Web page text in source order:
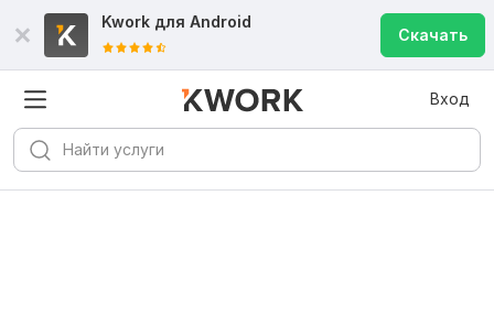
Kwork для Android
Скачать
Вход